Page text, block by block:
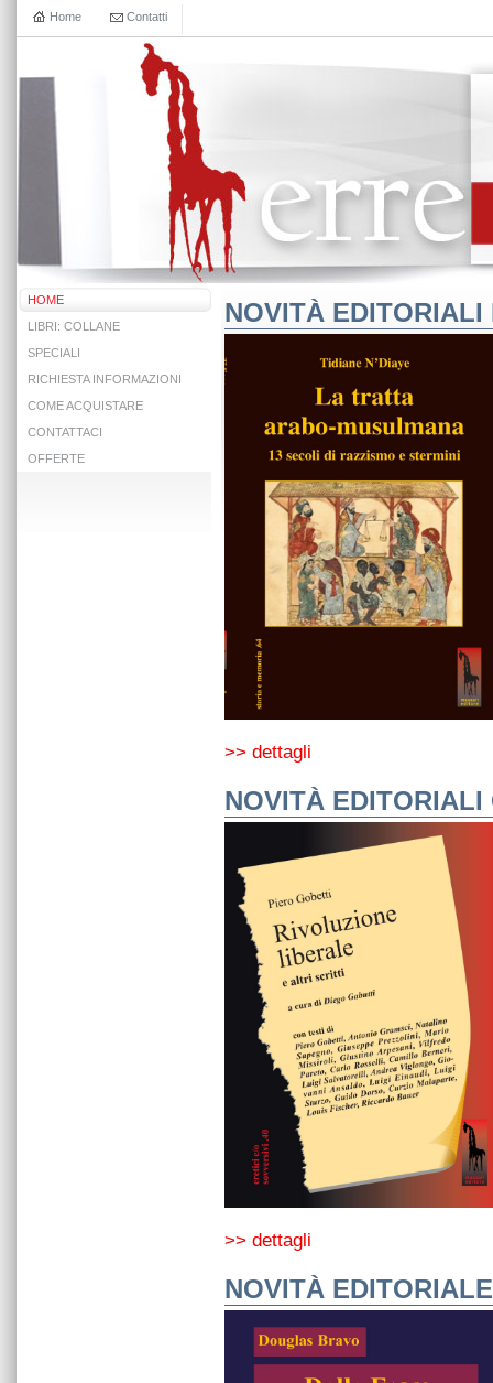
Home Contatti
HOME
LIBRI: COLLANE
SPECIALI
RICHIESTA INFORMAZIONI
COME ACQUISTARE
CONTATTACI
OFFERTE
NOVITÀ EDITORIALI
>> dettagli
NOVITÀ EDITORIALI
>> dettagli
NOVITÀ